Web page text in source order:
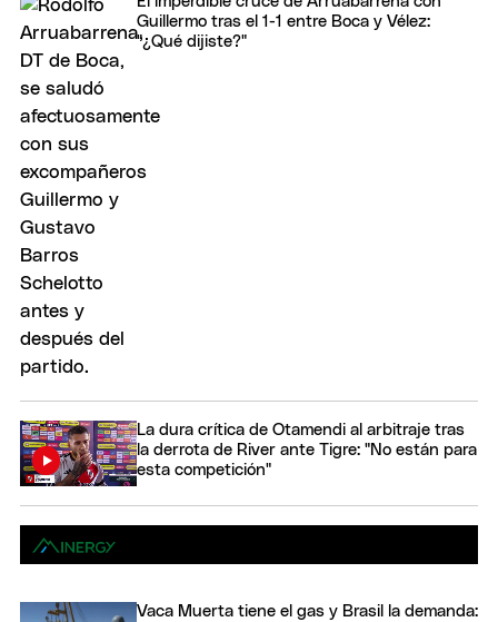
Guillermo tras el 1-1 entre Boca y Vélez:
"¿Qué dijiste?"
La dura crítica de Otamendi al arbitraje tras
la derrota de River ante Tigre: "No están para
esta competición"
Vaca Muerta tiene el gas y Brasil la demanda: